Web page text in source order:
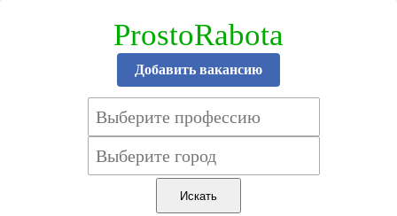
ProstoRabota
Добавить вакансию